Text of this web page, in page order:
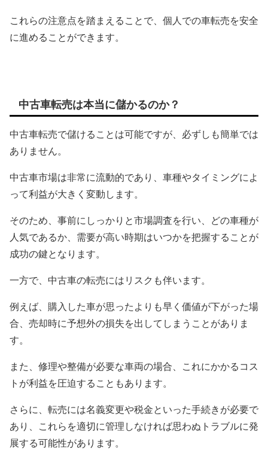
これらの注意点を踏まえることで、個人での車転売を安全
に進めることができます。
中古車転売は本当に儲かるのか？
中古車転売で儲けることは可能ですが、必ずしも簡単では
ありません。
中古車市場は非常に流動的であり、車種やタイミングによ
って利益が大きく変動します。
そのため、事前にしっかりと市場調査を行い、どの車種が
人気であるか、需要が高い時期はいつかを把握することが
成功の鍵となります。
一方で、中古車の転売にはリスクも伴います。
例えば、購入した車が思ったよりも早く価値が下がった場
合、売却時に予想外の損失を出してしまうことがありま
す。
また、修理や整備が必要な車両の場合、これにかかるコス
トが利益を圧迫することもあります。
さらに、転売には名義変更や税金といった手続きが必要で
あり、これらを適切に管理しなければ思わぬトラブルに発
展する可能性があります。